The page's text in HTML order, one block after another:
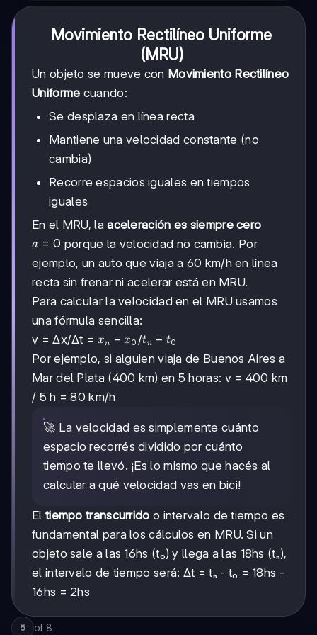
Movimiento Rectilíneo Uniforme
(MRU)
Un objeto se mueve con Movimiento Rectilíneo
Uniforme cuando:
Se desplaza en línea recta
Mantiene una velocidad constante (no
cambia)
Recorre espacios iguales en tiempos
iguales
En el MRU, laaceleración es siempre cero
a
=
0
a = 0 porque la velocidad no cambia. Por
ejemplo, un auto que viaja a 60 km/h en línea
recta sin frenar ni acelerar está en MRU.
Para calcular la velocidad en el MRU usamos
una fórmula sencilla:
v = Δx/Δt = xₙ
x₀
xn − x0 /tₙ
-
t₀
tn − t0
Por ejemplo, si alguien viaja de Buenos Aires a
Mar del Plata (400 km) en 5 horas: v = 400 km
/ 5 h = 80 km/h
🚀 La velocidad es simplemente cuánto
espacio recorrés dividido por cuánto
tiempo te llevó. ¡Es lo mismo que hacés al
calcular a qué velocidad vas en bici!
El tiempo transcurrido o intervalo de tiempo es
fundamental para los cálculos en MRU. Si un
objeto sale a las 16hs (t₀) y llega a las 18hs (tₙ),
el intervalo de tiempo será: Δt = tₙ - t₀ = 18hs -
16hs = 2hs
5 of 8